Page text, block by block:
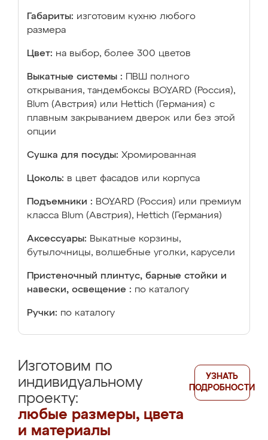
Габариты: изготовим кухню любого
размера
Цвет: на выбор, более 300 цветов
Выкатные системы :
ПВШ полного
открывания, тандембоксы BOYARD (Россия),
Blum (Австрия) или Hettich (Германия) с
плавным закрыванием дверок или без этой
опции
Сушка для посуды: Хромированная
Цоколь: в цвет фасадов или корпуса
Подъемники : BOYARD (Россия) или премиум
класса Blum (Австрия), Hettich (Германия)
Аксессуары: Выкатные корзины,
бутылочницы, волшебные уголки, карусели
Пристеночный плинтус, барные стойки и
навески, освещение : по каталогу
Ручки: по каталогу
Изготовим по
индивидуальному
проекту:
любые размеры, цвета
и материалы
УЗНАТЬ
ПОДРОБНОСТИ